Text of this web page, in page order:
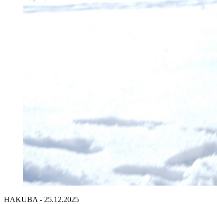
HAKUBA - 25.12.2025